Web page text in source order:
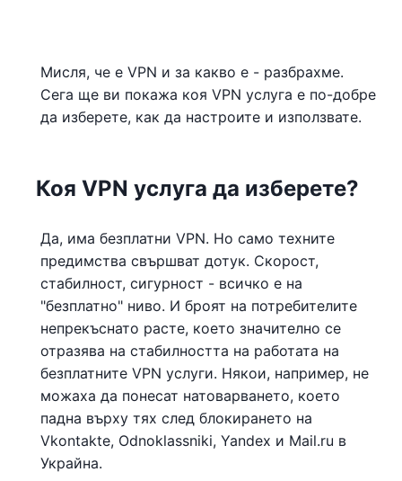
Мисля, че е VPN и за какво е - разбрахме.
Сега ще ви покажа коя VPN услуга е по-добре
да изберете, как да настроите и използвате.
Коя VPN услуга да изберете?
Да, има безплатни VPN. Но само техните
предимства свършват дотук. Скорост,
стабилност, сигурност - всичко е на
"безплатно" ниво. И броят на потребителите
непрекъснато расте, което значително се
отразява на стабилността на работата на
безплатните VPN услуги. Някои, например, не
можаха да понесат натоварването, което
падна върху тях след блокирането на
Vkontakte, Odnoklassniki, Yandex и Mail.ru в
Украйна.